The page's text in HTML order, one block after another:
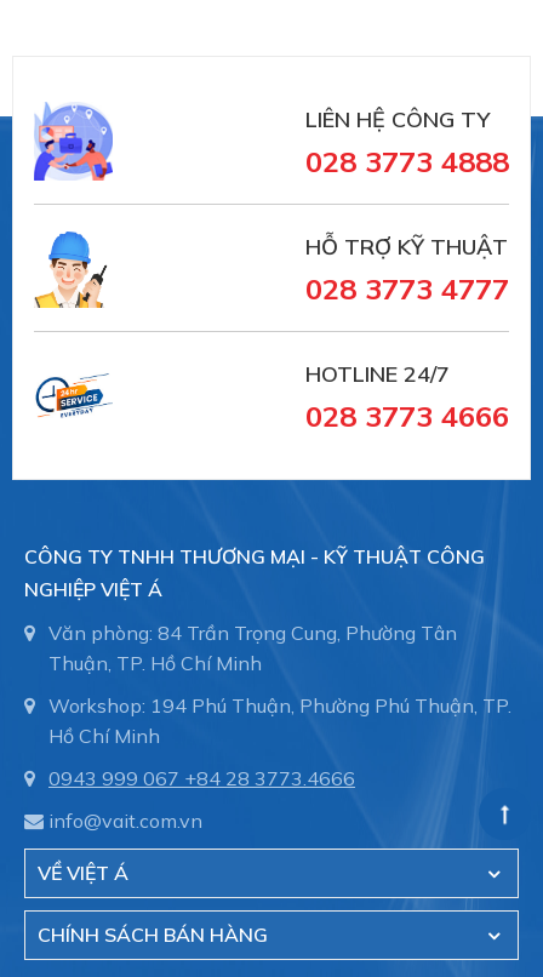
LIÊN HỆ CÔNG TY
028 3773 4888
HỖ TRỢ KỸ THUẬT
028 3773 4777
HOTLINE 24/7
028 3773 4666
CÔNG TY TNHH THƯƠNG MẠI - KỸ THUẬT CÔNG
NGHIỆP VIỆT Á
Văn phòng: 84 Trần Trọng Cung, Phường Tân
Thuận, TP. Hồ Chí Minh
Workshop: 194 Phú Thuận, Phường Phú Thuận, TP.
Hồ Chí Minh
0943 999 067 +84 28 3773.4666
info@vait.com.vn
VỀ VIỆT Á
CHÍNH SÁCH BÁN HÀNG